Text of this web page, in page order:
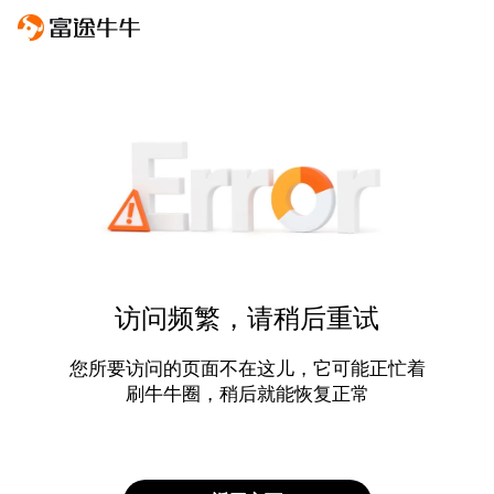
访问频繁，请稍后重试
您所要访问的页面不在这儿，它可能正忙着
刷牛牛圈，稍后就能恢复正常